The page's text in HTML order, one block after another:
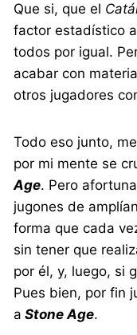
Que si, que el
factor estadístico
todos por igual.
acabar con
otros jugadores
Todo eso junto,
por mi mente se
Age. Pero
jugones de
forma que cada
sin tener que
por él, y, luego, si
Pues bien, por fin
a Stone Age.